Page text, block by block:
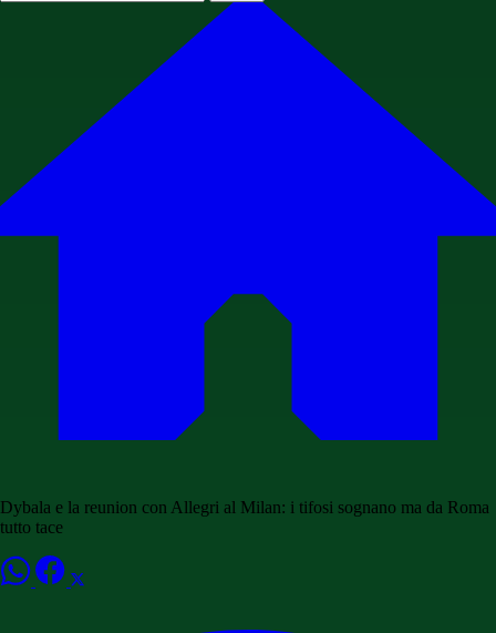
Dybala e la reunion con Allegri al Milan: i tifosi sognano ma da Roma
tutto tace